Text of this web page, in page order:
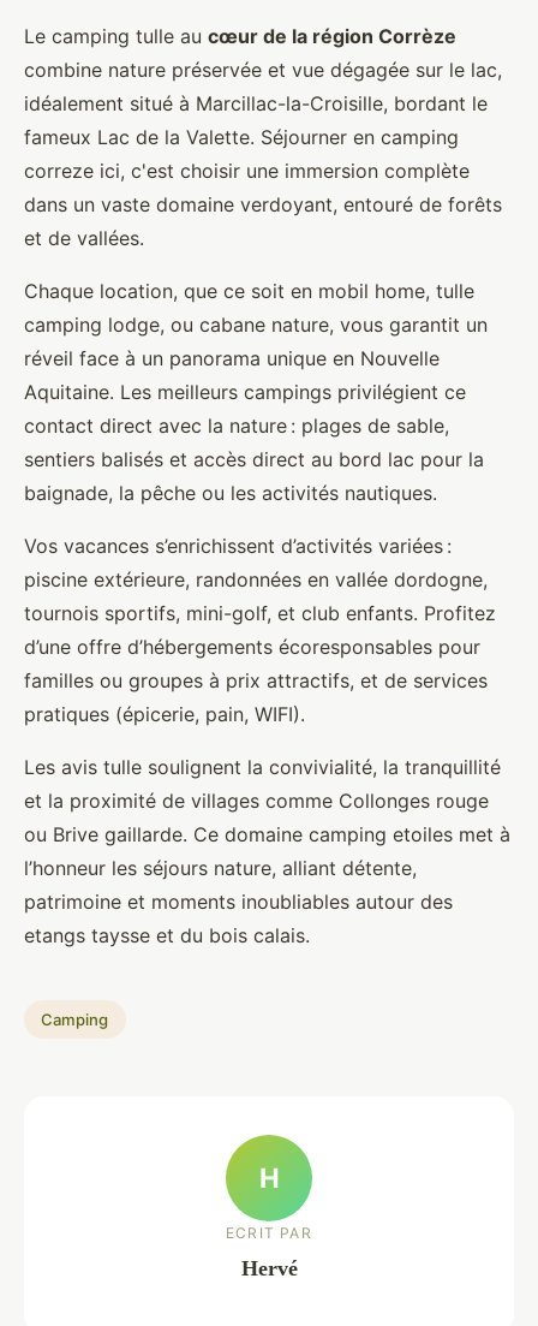
Le camping tulle au cœur de la région Corrèze
combine nature préservée et vue dégagée sur le lac,
idéalement situé à Marcillac-la-Croisille, bordant le
fameux Lac de la Valette. Séjourner en camping
correze ici, c'est choisir une immersion complète
dans un vaste domaine verdoyant, entouré de forêts
et de vallées.
Chaque location, que ce soit en mobil home, tulle
camping lodge, ou cabane nature, vous garantit un
réveil face à un panorama unique en Nouvelle
Aquitaine. Les meilleurs campings privilégient ce
contact direct avec la nature : plages de sable,
sentiers balisés et accès direct au bord lac pour la
baignade, la pêche ou les activités nautiques.
Vos vacances s’enrichissent d’activités variées :
piscine extérieure, randonnées en vallée dordogne,
tournois sportifs, mini-golf, et club enfants. Profitez
d’une offre d’hébergements écoresponsables pour
familles ou groupes à prix attractifs, et de services
pratiques (épicerie, pain, WIFI).
Les avis tulle soulignent la convivialité, la tranquillité
et la proximité de villages comme Collonges rouge
ou Brive gaillarde. Ce domaine camping etoiles met à
l’honneur les séjours nature, alliant détente,
patrimoine et moments inoubliables autour des
etangs taysse et du bois calais.
Camping
H
ECRIT PAR
Hervé